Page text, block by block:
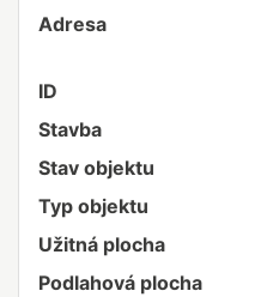
Adresa
ID
Stavba
Stav objektu
Typ objektu
Užitná plocha
Podlahová plocha